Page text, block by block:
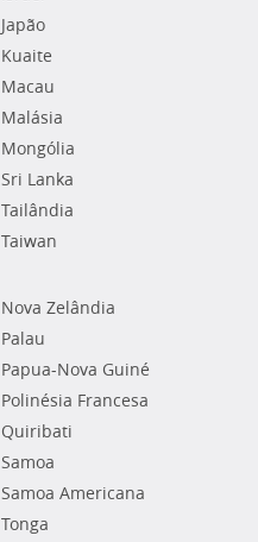
Japão
Kuaite
Macau
Malásia
Mongólia
Sri Lanka
Tailândia
Taiwan
Nova Zelândia
Palau
Papua-Nova Guiné
Polinésia Francesa
Quiribati
Samoa
Samoa Americana
Tonga